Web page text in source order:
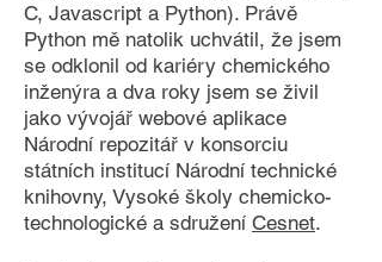
C, Javascript a Python). Právě
Python mě natolik uchvátil, že jsem
se odklonil od kariéry chemického
inženýra a dva roky jsem se živil
jako vývojář webové aplikace
Národní repozitář v konsorciu
státních institucí Národní technické
knihovny, Vysoké školy chemicko-
technologické a sdružení Cesnet.